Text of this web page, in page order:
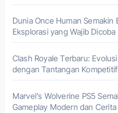
Dunia Once Human Semakin
Eksplorasi yang Wajib Dicoba
Clash Royale Terbaru:
dengan Tantangan
Marvel’s Wolverine PS5
Gameplay Modern dan